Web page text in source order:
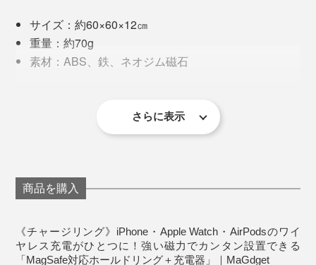
「チャージリング」と付属のType-Cケーブル、お手持ち
のACアダプターがあれば、外出先でほぼすべてのApple
普段はリング単体で使って、充電時だけマジェットチャ
配もありません。
非対応のワイヤレス充電対応機器（iPhone8以降や各種
スマートフォン）でも使用可能に。
「マジェットスタンド」を一緒に使えば、車内でも、デ
マグネットの磁力でここまでデジタルライフがスマート
サイズ：約60×60×12㎝
重量：約70g
素材：ABS、鉄、ネオジム磁石
推奨ACアダプター：出力ポート/Type-C、出力W
付属品：チャージリング本体、サポートプレート2
証期間：1年 ※初期不良の交換、修理の対応期間は、
お届け後7日以内となります）
さらに表示
商品を購入
《チャージリング》iPhone・Apple Watch・AirPodsのワイ
ヤレス充電がひとつに！強い磁力でカンタン設置できる
「MagSafe対応ホールドリング＋充電器」｜MaGdget